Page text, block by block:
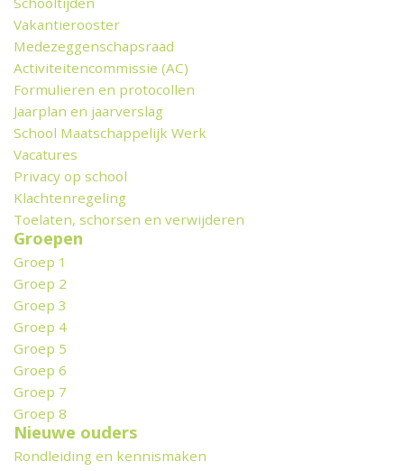
Vakantierooster
Medezeggenschapsraad
Activiteitencommissie (AC)
Formulieren en protocollen
Jaarplan en jaarverslag
School Maatschappelijk Werk
Vacatures
Privacy op school
Klachtenregeling
Toelaten, schorsen en verwijderen
Groepen
Groep 1
Groep 2
Groep 3
Groep 4
Groep 5
Groep 6
Groep 7
Groep 8
Nieuwe ouders
Rondleiding en kennismaken